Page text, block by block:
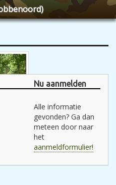
Nu aanmelden
Alle informatie
gevonden? Ga dan
meteen door naar
het
aanmeldformulier!